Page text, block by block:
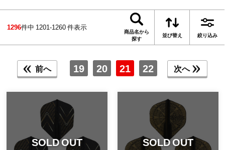
1296件中 1201-1260 件表示
商品名から
探す
並び替え 絞り込み
前へ 19 20 21 22 次へ
SOLD OUT SOLD OUT